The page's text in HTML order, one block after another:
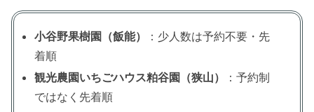
小谷野果樹園（飯能）
：少人数は予約不要・先
着順
観光農園いちごハウス粕谷園（狭山）
：予約制
ではなく先着順